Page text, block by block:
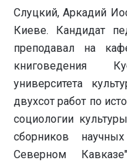
Слуцкий, Аркадий
Киеве. Кандидат
преподавал на
книговедения
университета
двухсот работ по
социологии
сборников
Северном